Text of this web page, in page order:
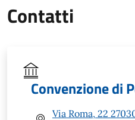
Contatti
Convenzione di
Via Roma, 22